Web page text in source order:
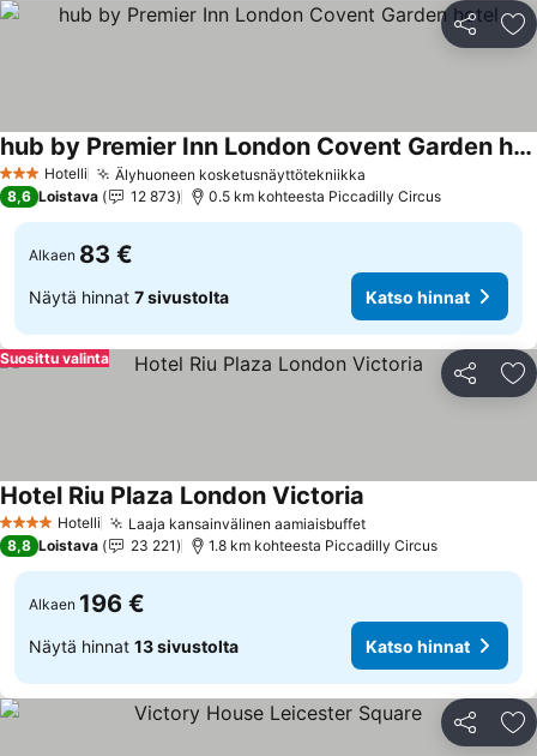
Jaa
3 Tähtiluokitus
Hotelli Älyhuoneen kosketusnäyttötekniikka
hub by Premier Inn London Covent Garden hotel
Katso hinnat
8,6 Loistava 12 873 0.5 km kohteesta Piccadilly Circus
Alkaen 83 €
Näytä hinnat 7 sivustolta Katso hinnat
Jaa
Suosittu valinta
4 Tähtiluokitus
Hotelli Laaja kansainvälinen aamiaisbuffetKatso hinnat
Hotel Riu Plaza London Victoria
8,8 Loistava 23 221 1.8 km kohteesta Piccadilly Circus
Alkaen 196 €
Näytä hinnat 13 sivustolta Katso hinnat
Jaa